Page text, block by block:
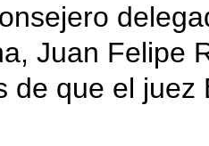
Juan Felipe
de que el